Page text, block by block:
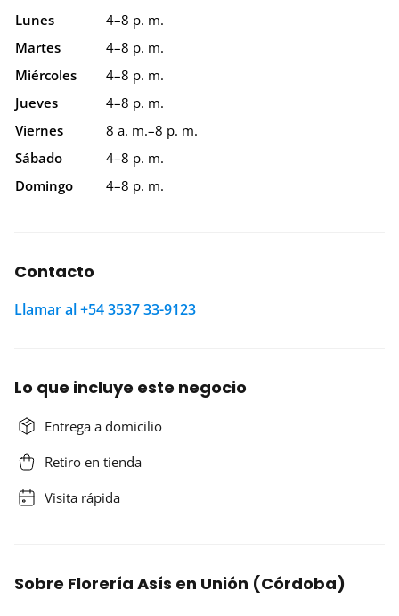
Lunes
4–8 p. m.
Martes
4–8 p. m.
Miércoles
4–8 p. m.
Jueves
4–8 p. m.
Viernes
8 a. m.–8 p. m.
Sábado
4–8 p. m.
Domingo
4–8 p. m.
Contacto
Llamar al +54 3537 33-9123
Lo que incluye este negocio
Entrega a domicilio
Retiro en tienda
Visita rápida
Sobre Florería Asís en Unión (Córdoba)